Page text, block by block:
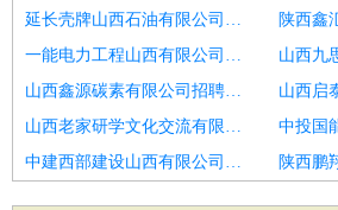
延长壳牌山西石油有限公司太原太榆路西武宿加油站招聘护士,口腔护士
一能电力工程山西有限公司温州分公司招聘口腔护士
山西鑫源碳素有限公司招聘口腔护士
山西老家研学文化交流有限公司招聘体检科护士长
中建西部建设山西有限公司晋源分公司招聘护士